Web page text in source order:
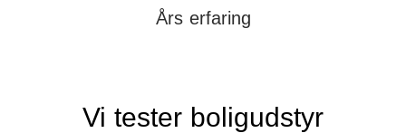
Års erfaring
Vi tester boligudstyr